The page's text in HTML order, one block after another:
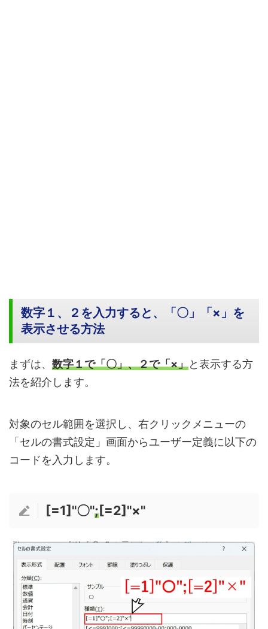
数字１、２を入力すると、「〇」「×」を
表示させる方法
まずは、 数字１で「〇」、２で「×」と表示する方
法を紹介します。
対象のセル範囲を選択し、右クリックメニューの
「セルの書式設定」画面からユーザー定義に以下の
コードを入力します。
[=1]"〇";[=2]"×"